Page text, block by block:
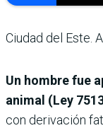
Ciudad del Este.
Un hombre fue
animal (Ley
con derivación